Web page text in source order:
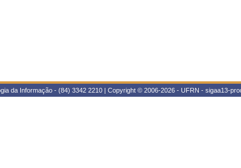
da Informação - (84) 3342 2210 | Copyright © 2006-2026 - UFRN - sigaa13-